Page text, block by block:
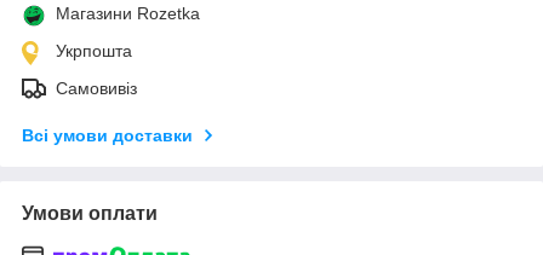
Магазини Rozetka
Укрпошта
Самовивіз
Всі умови доставки
Умови оплати